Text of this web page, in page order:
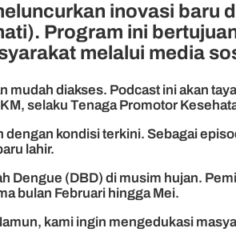
inovasi baru
Program ini
melalui media
diakses. Podcast ini akan
selaku Tenaga Promotor
kondisi terkini. Sebagai
lahir.
(DBD) di musim hujan.
bulan Februari hingga Mei.
kami ingin mengedukasi